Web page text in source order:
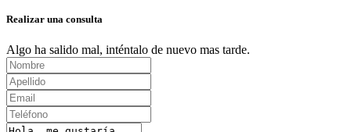
Realizar una consulta
Algo ha salido mal, inténtalo de nuevo mas tarde.